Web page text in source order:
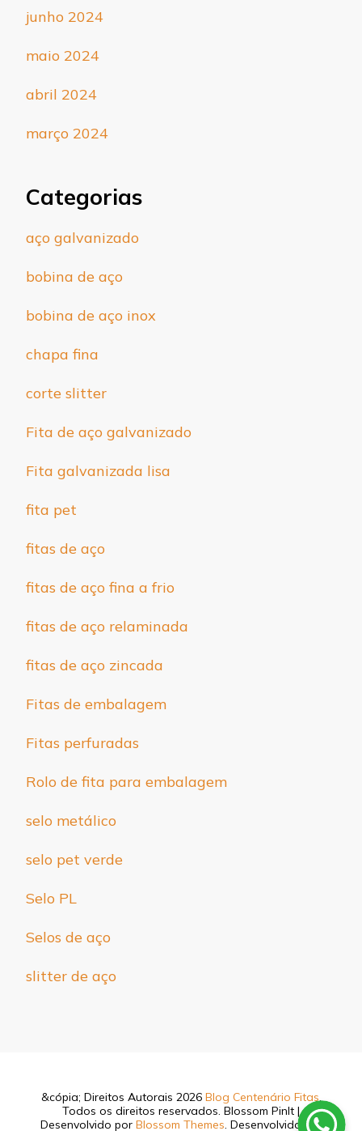
junho 2024
maio 2024
abril 2024
março 2024
Categorias
aço galvanizado
bobina de aço
bobina de aço inox
chapa fina
corte slitter
Fita de aço galvanizado
Fita galvanizada lisa
fita pet
fitas de aço
fitas de aço fina a frio
fitas de aço relaminada
fitas de aço zincada
Fitas de embalagem
Fitas perfuradas
Rolo de fita para embalagem
selo metálico
selo pet verde
Selo PL
Selos de aço
slitter de aço
&cópia; Direitos Autorais 2026 Blog Centenário Fitas.
Todos os direitos reservados. Blossom PinIt |
Desenvolvido por Blossom Themes. Desenvolvido por